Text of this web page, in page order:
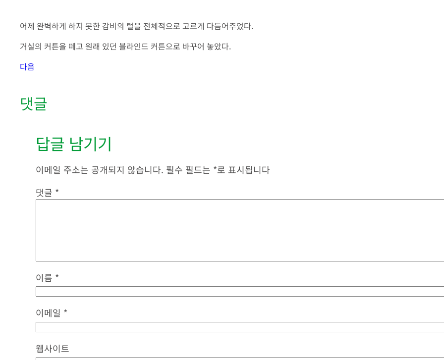
어제 완벽하게 하지 못한 감비의 털을 전체적으로 고르게 다듬어주었다.
거실의 커튼을 떼고 원래 있던 블라인드 커튼으로 바꾸어 놓았다.
다음
댓글
답글 남기기
이메일 주소는 공개되지 않습니다. 필수 필드는 *로 표시됩니다
댓글 *
이름 *
이메일 *
웹사이트